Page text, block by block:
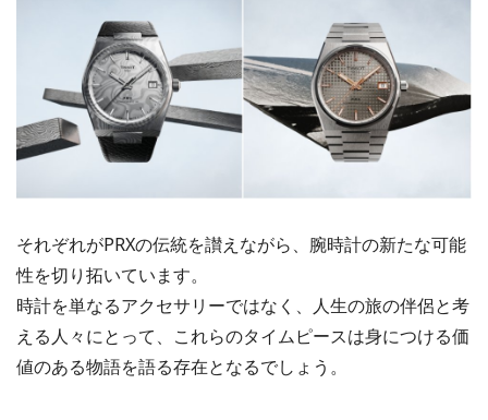
それぞれがPRXの伝統を讃えながら、腕時計の新たな可能
性を切り拓いています。
時計を単なるアクセサリーではなく、人生の旅の伴侶と考
える人々にとって、これらのタイムピースは身につける価
値のある物語を語る存在となるでしょう。